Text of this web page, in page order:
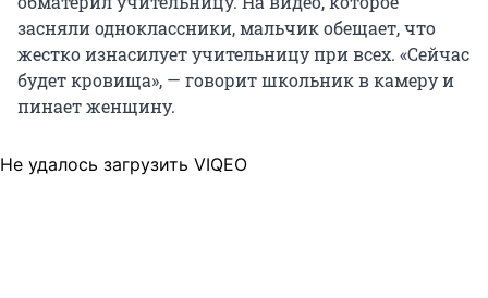
засняли одноклассники, мальчик обещает, что
жестко изнасилует учительницу при всех. «Сейчас
будет кровища», — говорит школьник в камеру и
пинает женщину.
Не удалось загрузить VIQEO